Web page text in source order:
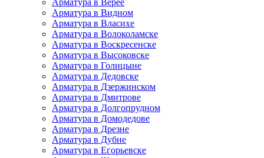
Арматура в Верее
Арматура в Видном
Арматура в Власихе
Арматура в Волоколамске
Арматура в Воскресенске
Арматура в Высоковске
Арматура в Голицыне
Арматура в Дедовске
Арматура в Дзержинском
Арматура в Дмитрове
Арматура в Долгопрудном
Арматура в Домодедове
Арматура в Дрезне
Арматура в Дубне
Арматура в Егорьевске